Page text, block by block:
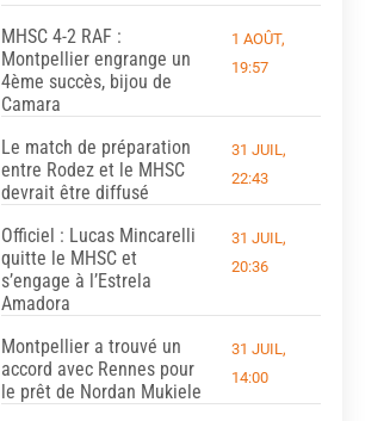
MHSC 4-2 RAF :
Montpellier engrange un
4ème succès, bijou de
Camara
1 AOÛT,
19:57
Le match de préparation
entre Rodez et le MHSC
devrait être diffusé
31 JUIL,
22:43
Officiel : Lucas Mincarelli
quitte le MHSC et
s’engage à l’Estrela
Amadora
31 JUIL,
20:36
Montpellier a trouvé un
accord avec Rennes pour
le prêt de Nordan Mukiele
31 JUIL,
14:00